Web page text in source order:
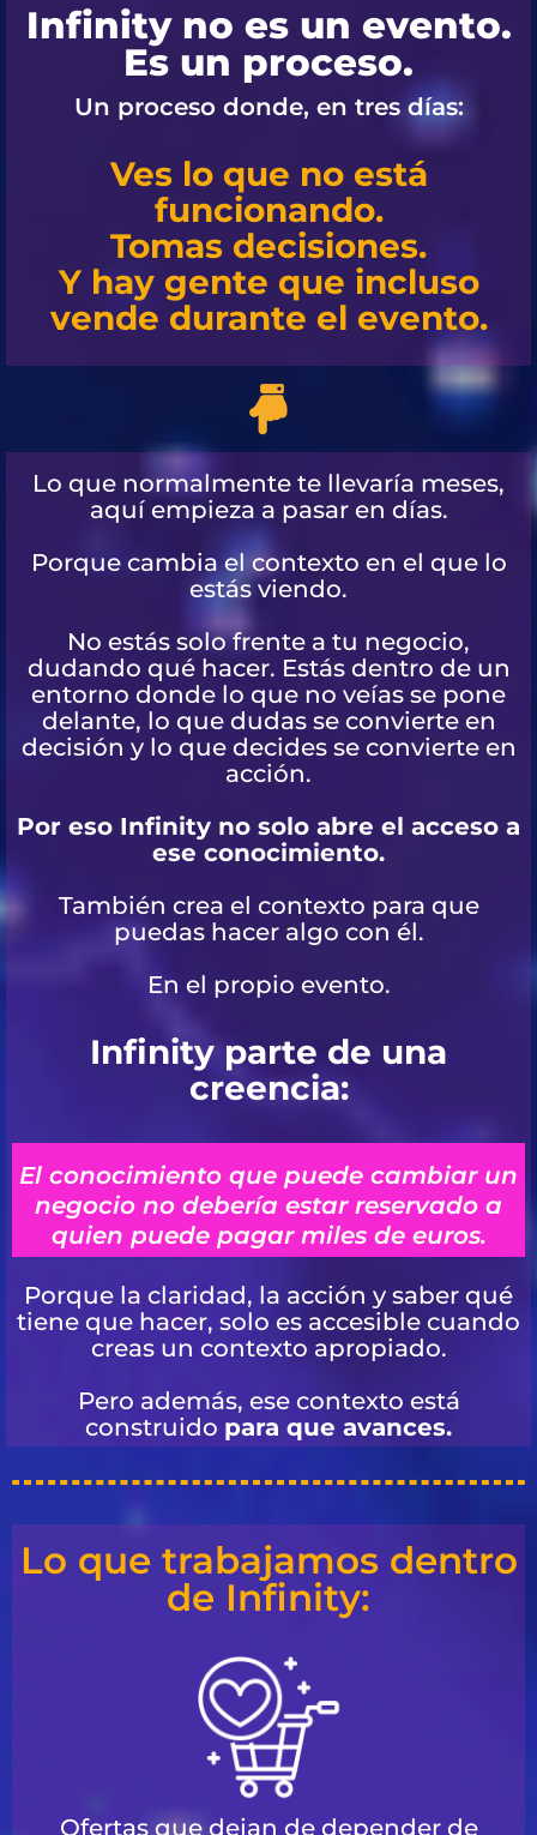
Infinity no es un evento.
Es un proceso.
Un proceso donde, en tres días:
Ves lo que no está
funcionando.
Tomas decisiones.
Y hay gente que incluso
vende durante el evento.
Lo que normalmente te llevaría meses,
aquí empieza a pasar en días.
Porque cambia el contexto en el que lo
estás viendo.
No estás solo frente a tu negocio,
dudando qué hacer. Estás dentro de un
entorno donde lo que no veías se pone
delante, lo que dudas se convierte en
decisión y lo que decides se convierte en
acción.
Por eso Infinity no solo abre el acceso a
ese conocimiento.
También crea el contexto para que
puedas hacer algo con él.
En el propio evento.
Infinity parte de una
creencia:
El conocimiento que puede cambiar un
negocio no debería estar reservado a
quien puede pagar miles de euros.
Porque la claridad, la acción y saber qué
tiene que hacer, solo es accesible cuando
creas un contexto apropiado.
Pero además, ese contexto está
construido para que avances.
Lo que trabajamos dentro
de Infinity:
Ofertas que dejan de depender de